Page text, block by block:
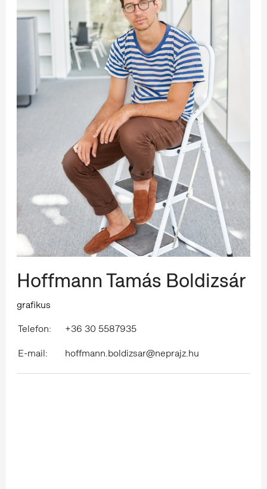
Hoffmann Tamás Boldizsár
grafikus
Telefon:
+36 30 5587935
E-mail:
hoffmann.boldizsar@neprajz.hu